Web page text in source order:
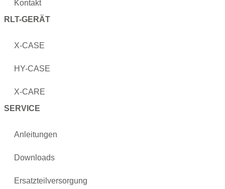
Kontakt
RLT-GERÄT
X-CASE
HY-CASE
X-CARE
SERVICE
Anleitungen
Downloads
Ersatzteilversorgung